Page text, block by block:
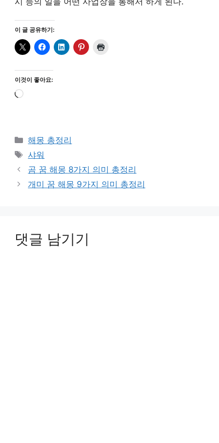
이 글 공유하기:
이것이 좋아요:
로
카
테
리
해몽 총정리
태
그
샤워
곰 꿈 해몽 8가지 의미 총정리
개미 꿈 해몽 9가지 의미 총정리
댓글 남기기